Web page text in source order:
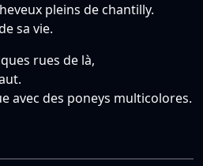
pleins de chantilly.
sa vie.
rues de là,
avec des poneys multicolores.